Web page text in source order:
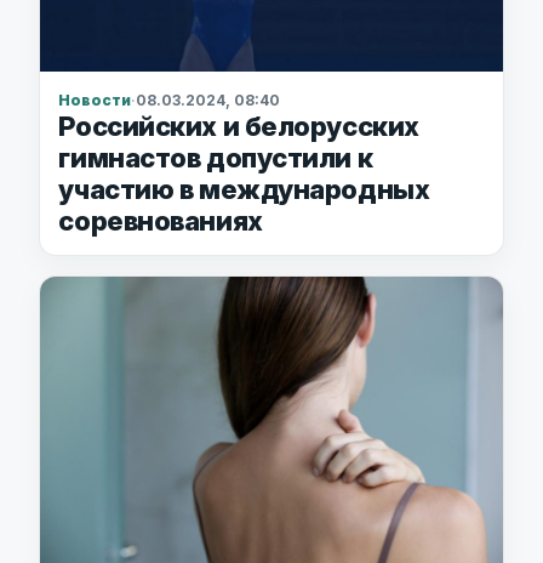
Новости·08.03.2024, 08:40
Российских и белорусских
гимнастов допустили к
участию в международных
соревнованиях